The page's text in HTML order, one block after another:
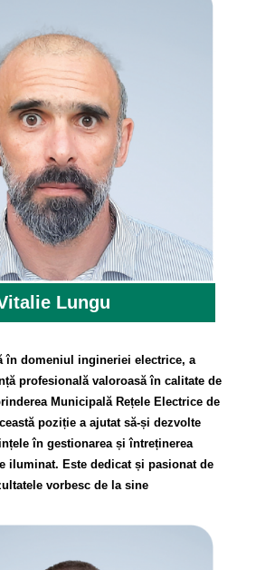
Lungu
în domeniul ingineriei electrice, a
profesională valoroasă în calitate de
Municipală Rețele Electrice de
poziție a ajutat să-și dezvolte
în gestionarea și întreținerea
iluminat. Este dedicat și pasionat de
vorbesc de la sine